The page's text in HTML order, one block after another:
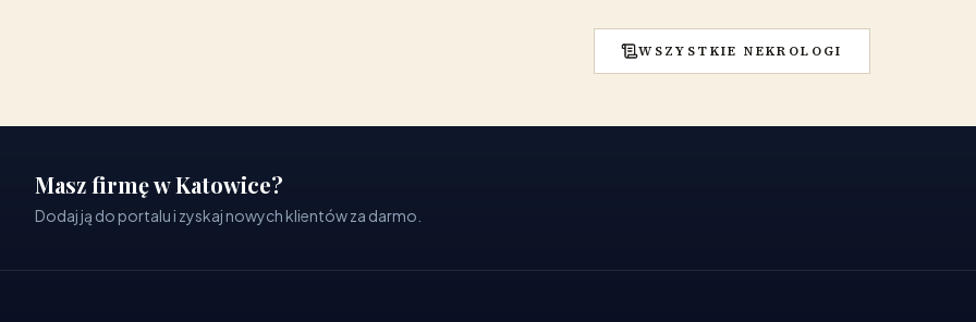
WSZYSTKIE NEKROLOGI
Masz firmę w Katowice?
Dodaj ją do portalu i zyskaj nowych klientów za darmo.